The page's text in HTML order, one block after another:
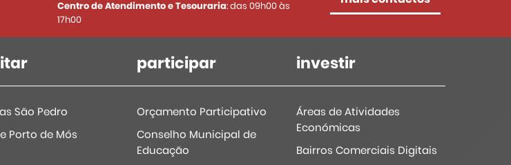
Centro de Atendimento e Tesouraria: das 09h00 às
17h00
São Pedro
Porto de Mós
participar
Orçamento Participativo
Conselho Municipal de
Educação
investir
Áreas de Atividades
Económicas
Bairros Comerciais Digitais